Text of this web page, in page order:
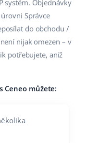
systém. Objednávky
Správce
do obchodu /
nijak omezen – v
potřebujete, aniž
Ceneo můžete: